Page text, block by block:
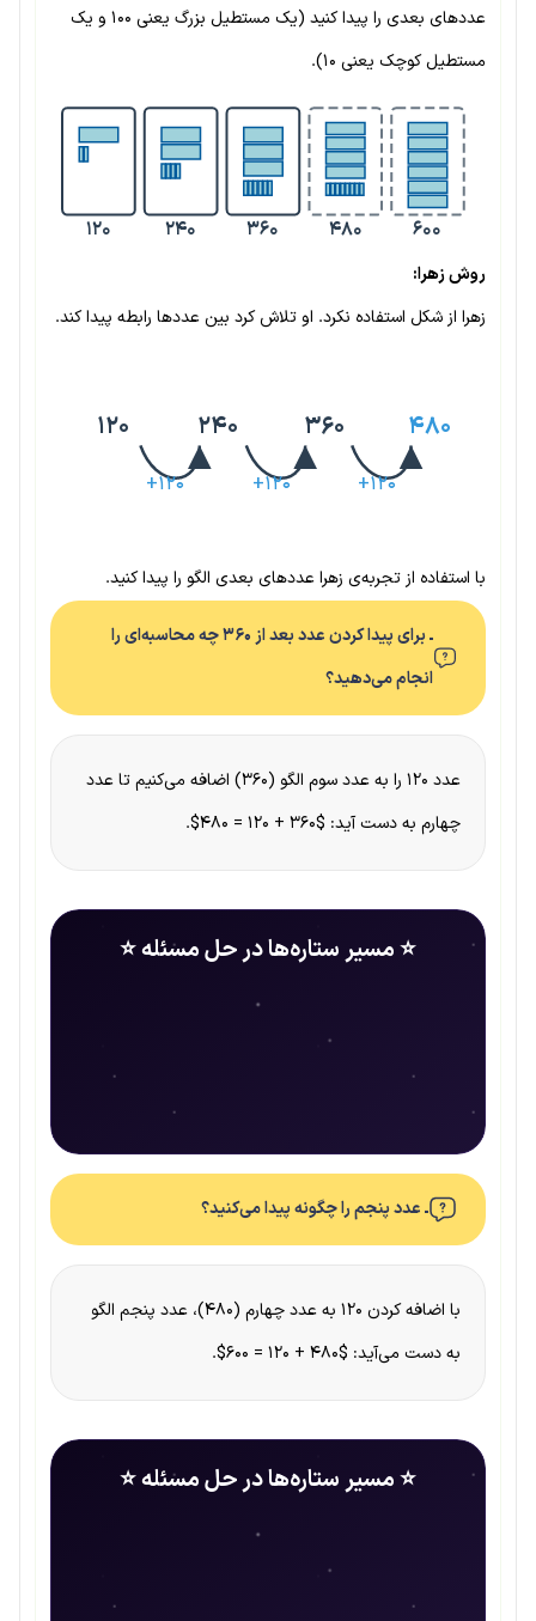
عددهای بعدی را پیدا کنید (یک مستطیل بزرگ یعنی ۱۰۰ و یک
مستطیل کوچک یعنی ۱۰).
۱۲۰ ۲۴۰ ۳۶۰ ۴۸۰ ۶۰۰
روش زهرا:
زهرا از شکل استفاده نکرد. او تلاش کرد بین عددها رابطه پیدا کند.
۱۲۰ ۲۴۰ ۳۶۰ ۴۸۰
+۱۲۰ +۱۲۰ +۱۲۰
با استفاده از تجربه‌ی زهرا عددهای بعدی الگو را پیدا کنید.
ـ برای پیدا کردن عدد بعد از ۳۶۰ چه محاسبه‌ای را
انجام می‌دهید؟
عدد ۱۲۰ را به عدد سوم الگو (۳۶۰) اضافه می‌کنیم تا عدد
چهارم به دست آید: $۳۶۰ + ۱۲۰ = 480$.
⭐ مسیر ستاره‌ها در حل مسئله ⭐
ـ عدد پنجم را چگونه پیدا می‌کنید؟
با اضافه کردن ۱۲۰ به عدد چهارم (۴۸۰)، عدد پنجم الگو
به دست می‌آید: $۴۸۰ + ۱۲۰ = 600$.
⭐ مسیر ستاره‌ها در حل مسئله ⭐